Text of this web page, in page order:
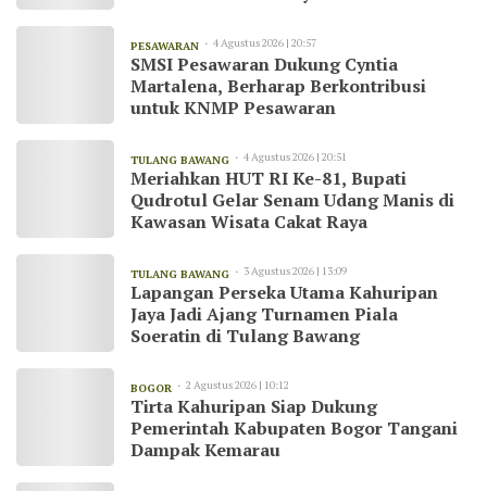
PESAWARAN 4 Agustus 2026 | 20:57
SMSI Pesawaran Dukung Cyntia
Martalena, Berharap Berkontribusi
untuk KNMP Pesawaran
TULANG BAWANG 4 Agustus 2026 | 20:51
Meriahkan HUT RI Ke-81, Bupati
Qudrotul Gelar Senam Udang Manis di
Kawasan Wisata Cakat Raya
TULANG BAWANG 3 Agustus 2026 | 13:09
Lapangan Perseka Utama Kahuripan
Jaya Jadi Ajang Turnamen Piala
Soeratin di Tulang Bawang
BOGOR 2 Agustus 2026 | 10:12
Tirta Kahuripan Siap Dukung
Pemerintah Kabupaten Bogor Tangani
Dampak Kemarau